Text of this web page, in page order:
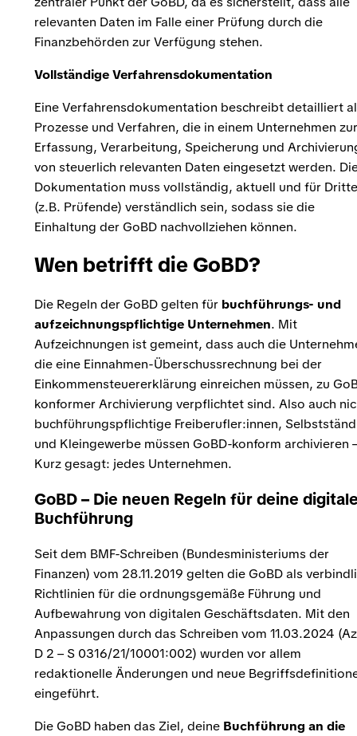
relevanten Daten im Falle einer Prüfung durch die
Finanzbehörden zur Verfügung stehen.
Vollständige Verfahrensdokumentation
Eine Verfahrensdokumentation beschreibt detailliert
Prozesse und Verfahren, die in einem Unternehmen zur
Erfassung, Verarbeitung, Speicherung und
von steuerlich relevanten Daten eingesetzt werden.
Dokumentation muss vollständig, aktuell und für Dritte
(z.B. Prüfende) verständlich sein, sodass sie die
Einhaltung der GoBD nachvollziehen können.
Wen betrifft die GoBD?
Die Regeln der GoBD gelten für buchführungs- und
aufzeichnungspflichtige Unternehmen. Mit
Aufzeichnungen ist gemeint, dass auch die
die eine Einnahmen-Überschussrechnung bei der
Einkommensteuererklärung einreichen müssen, zu
konformer Archivierung verpflichtet sind. Also auch
buchführungspflichtige Freiberufler:innen,
und Kleingewerbe müssen GoBD-konform archivieren
Kurz gesagt: jedes Unternehmen.
GoBD – Die neuen Regeln für deine
Buchführung
Seit dem BMF-Schreiben (Bundesministeriums der
Finanzen) vom 28.11.2019 gelten die GoBD als
Richtlinien für die ordnungsgemäße Führung und
Aufbewahrung von digitalen Geschäftsdaten. Mit den
Anpassungen durch das Schreiben vom 11.03.2024
D 2 – S 0316/21/10001:002) wurden vor allem
redaktionelle Änderungen und neue
eingeführt.
Die GoBD haben das Ziel, deine Buchführung an die